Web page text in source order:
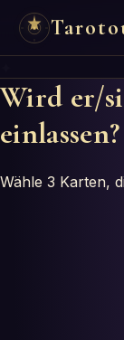
Tarot
Chat
Tarot-
Wird er/
einlassen?
Wähle 3 Karten,